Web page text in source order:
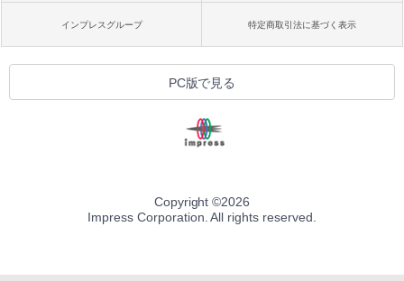
インプレスグループ 特定商取引法に基づく表示
PC版で見る
Copyright ©2026
Impress Corporation. All rights reserved.